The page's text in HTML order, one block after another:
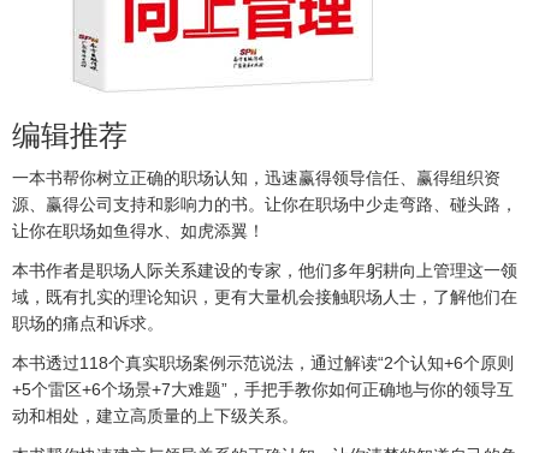
编辑推荐
一本书帮你树立正确的职场认知，迅速赢得领导信任、赢得组织资
源、赢得公司支持和影响力的书。让你在职场中少走弯路、碰头路，
让你在职场如鱼得水、如虎添翼！
本书作者是职场人际关系建设的专家，他们多年躬耕向上管理这一领
域，既有扎实的理论知识，更有大量机会接触职场人士，了解他们在
职场的痛点和诉求。
本书透过118个真实职场案例示范说法，通过解读“2个认知+6个原则
+5个雷区+6个场景+7大难题”，手把手教你如何正确地与你的领导互
动和相处，建立高质量的上下级关系。